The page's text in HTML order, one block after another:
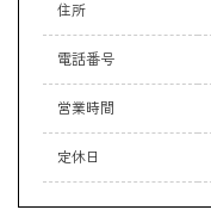
住所
電話番号
営業時間
定休日